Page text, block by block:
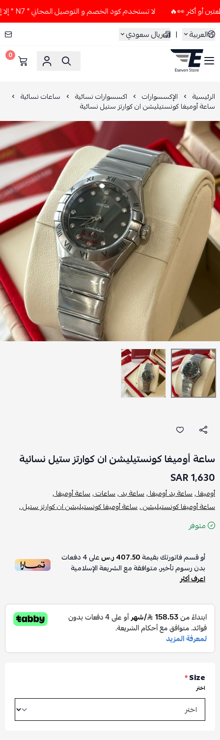
لا تستخدم كود الخصم و التوصيل المجاني " N7 " إلا إذا طلبت قطعتين أو أكثر 👀🔥
العربية
| ريال سعودي
ESEVEN STORE
0
الرئيسية الإكسسوارات اكسسوارات نسائية ساعات نسائية
ساعة أوميغا كونستيليشن ان كوارتز ستيل نسائية
ساعة أوميغا كونستيليشن ان كوارتز ستيل نسائية
1,630 SAR
أوميغا ,ساعة يد أوميغا ,ساعة يد ,ساعات ,ساعة أوميغا ,
ساعة أوميغا كونستيليشن ,ساعة أوميغا كونستيليشن ان كوارتز ستيل ,
متوفر
أو قسم فاتورتك بقيمة407.50 ر.س على4دفعات
بدون رسوم تأخير، متوافقة مع الشريعة الإسلامية
اعرف أكثر
Size
*
اختر